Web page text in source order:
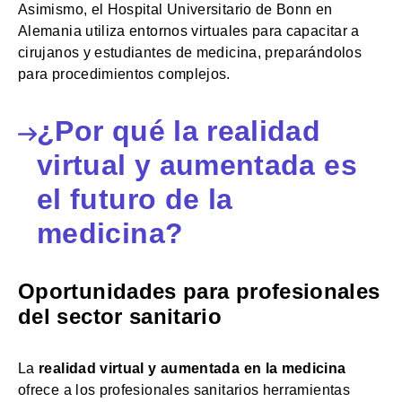
Asimismo, el Hospital Universitario de Bonn en
Alemania utiliza entornos virtuales para capacitar a
cirujanos y estudiantes de medicina, preparándolos
para procedimientos complejos.
¿Por qué la realidad
virtual y aumentada es
el futuro de la
medicina?
Oportunidades para profesionales
del sector sanitario
La realidad virtual y aumentada en la medicina
ofrece a los profesionales sanitarios herramientas